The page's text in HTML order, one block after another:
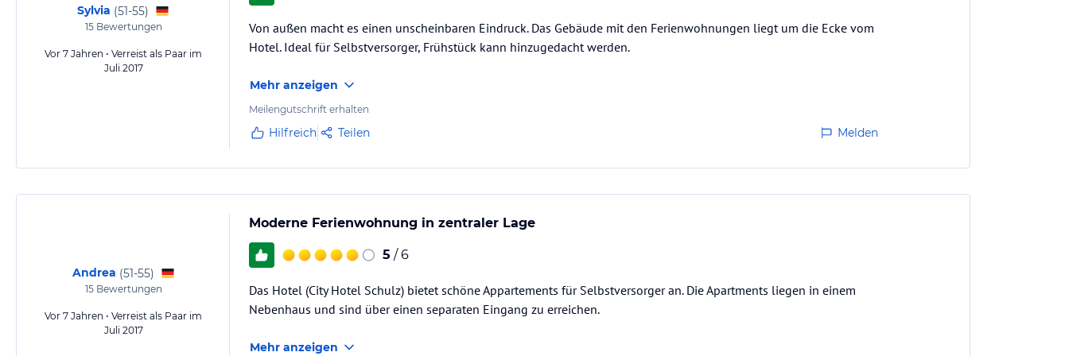
Sylvia (51-55)
15Bewertungen
Vor 7 Jahren • Verreist als Paar im
Juli 2017
Von außen macht es einen unscheinbaren Eindruck. Das Gebäude mit den Ferienwohnungen liegt um die Ecke vom
Hotel. Ideal für Selbstversorger, Frühstück kann hinzugedacht werden.
Mehr anzeigen
Meilengutschrift erhalten
Hilfreich Teilen Melden
Andrea (51-55)
15Bewertungen
Vor 7 Jahren • Verreist als Paar im
Juli 2017
Moderne Ferienwohnung in zentraler Lage
5 / 6
Das Hotel (City Hotel Schulz) bietet schöne Appartements für Selbstversorger an. Die Apartments liegen in einem
Nebenhaus und sind über einen separaten Eingang zu erreichen.
Mehr anzeigen